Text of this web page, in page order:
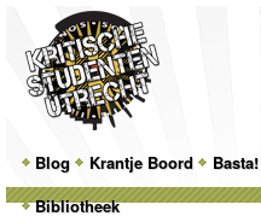
MainSkip
to
Skip
to
Blog Krantje Boord Basta!
Bibliotheek